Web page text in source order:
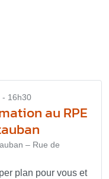
- 16h30
au RPE
– Rue de
plan pour vous et